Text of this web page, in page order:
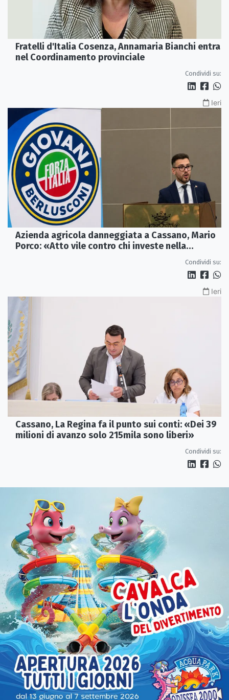
Fratelli d'Italia Cosenza, Annamaria Bianchi entra
nel Coordinamento provinciale
Condividi su:
Ieri
Azienda agricola danneggiata a Cassano, Mario
Porco: «Atto vile contro chi investe nella
Condividi su:
Ieri
Cassano, La Regina fa il punto sui conti: «Dei 39
milioni di avanzo solo 215mila sono liberi»
Condividi su: